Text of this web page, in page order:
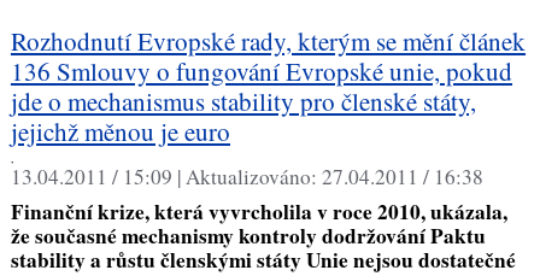
Rozhodnutí Evropské rady, kterým se mění článek
136 Smlouvy o fungování Evropské unie, pokud
jde o mechanismus stability pro členské státy,
jejichž měnou je euro
,
13.04.2011 / 15:09 |Aktualizováno: 27.04.2011 / 16:38
Finanční krize, která vyvrcholila v roce 2010, ukázala,
že současné mechanismy kontroly dodržování Paktu
stability a růstu členskými státy Unie nejsou dostatečné